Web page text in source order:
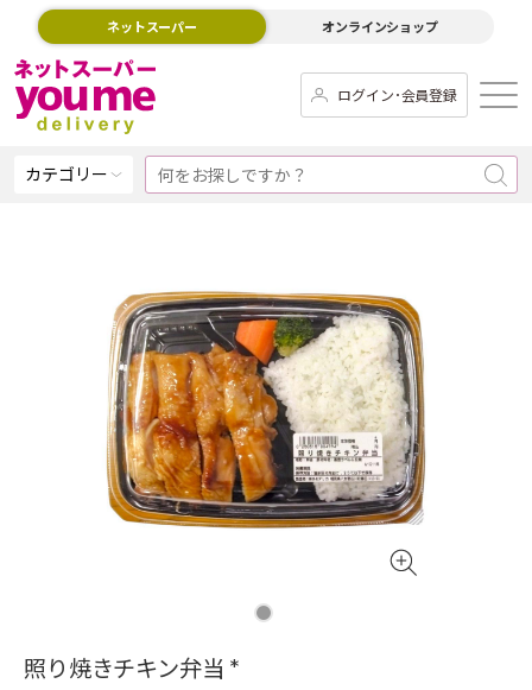
ネットスーパー オンラインショップ
ログイン･会員登録
カテゴリー
照り焼きチキン弁当 *